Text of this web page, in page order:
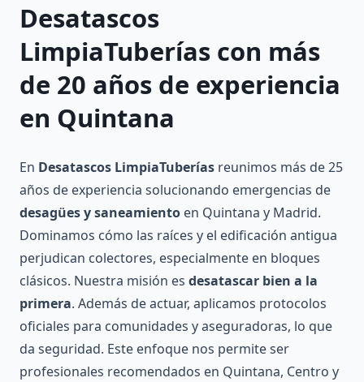
Desatascos
LimpiaTuberías con más
de 20 años de experiencia
en Quintana
En Desatascos LimpiaTuberías reunimos más de 25
años de experiencia solucionando emergencias de
desagües y saneamiento en Quintana y Madrid.
Dominamos cómo las raíces y el edificación antigua
perjudican colectores, especialmente en bloques
clásicos. Nuestra misión es desatascar bien a la
primera. Además de actuar, aplicamos protocolos
oficiales para comunidades y aseguradoras, lo que
da seguridad. Este enfoque nos permite ser
profesionales recomendados en Quintana, Centro y